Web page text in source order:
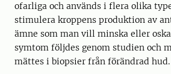
ofarliga och används i flera olika
stimulera kroppens produktion av
ämne som man vill minska eller
symtom följdes genom studien och
mättes i biopsier från förändrad hud.